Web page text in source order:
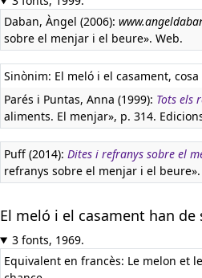
Daban, Àngel (2006):
sobre el menjar i el beure». Web.
Sinònim: El meló i el casament,
Parés i Puntas, Anna (1999): Tots els
aliments. El menjar», p. 314.
Puff (2014): Dites i refranys sobre el
refranys sobre el menjar i el beure».
El meló i el casament han
3 fonts, 1969.
Equivalent en francès: Le melon et